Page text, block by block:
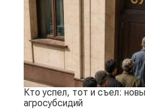
Кто успел, тот и съел:
агросубсидий